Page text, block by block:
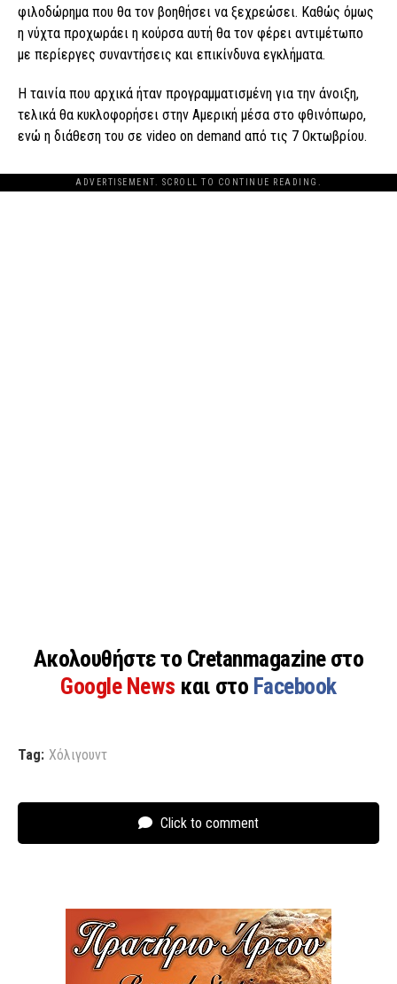
φιλοδώρημα που θα τον βοηθήσει να ξεχρεώσει. Καθώς όμως
η νύχτα προχωράει η κούρσα αυτή θα τον φέρει αντιμέτωπο
με περίεργες συναντήσεις και επικίνδυνα εγκλήματα.
Η ταινία που αρχικά ήταν προγραμματισμένη για την άνοιξη,
τελικά θα κυκλοφορήσει στην Αμερική μέσα στο φθινόπωρο,
ενώ η διάθεση του σε video on demand από τις 7 Οκτωβρίου.
ADVERTISEMENT. SCROLL TO CONTINUE READING.
Ακολουθήστε το Cretanmagazine στο
Google News και στο Facebook
Tag: Χόλιγουντ
Click to comment